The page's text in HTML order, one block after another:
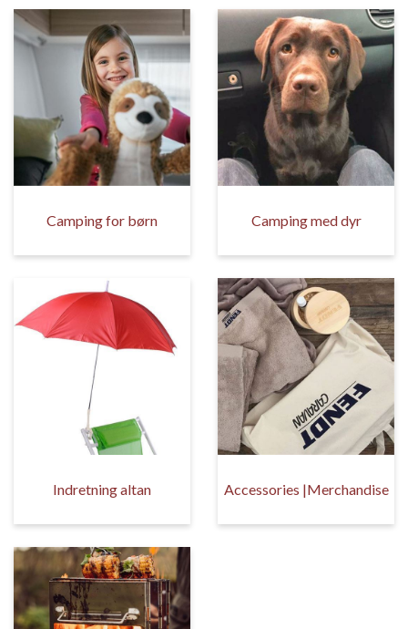
Camping for børn Camping med dyr
Indretning altan Accessories |Merchandise